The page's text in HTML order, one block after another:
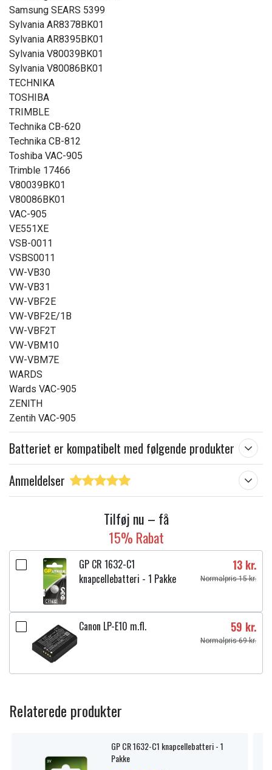
Samsung SEARS 5399
Sylvania AR8378BK01
Sylvania AR8395BK01
Sylvania V80039BK01
Sylvania V80086BK01
TECHNIKA
TOSHIBA
TRIMBLE
Technika CB-620
Technika CB-812
Toshiba VAC-905
Trimble 17466
V80039BK01
V80086BK01
VAC-905
VE551XE
VSB-0011
VSBS0011
VW-VB30
VW-VB31
VW-VBF2E
VW-VBF2E/1B
VW-VBF2T
VW-VBM10
VW-VBM7E
WARDS
Wards VAC-905
ZENITH
Zentih VAC-905
Batteriet er kompatibelt med følgende produkter
Anmeldelser
Tilføj nu – få
15% Rabat
GP CR 1632-C1
knapcellebatteri - 1 Pakke
13 kr.
Normalpris 15 kr.
Canon LP-E10 m.fl. 59 kr.
Normalpris 69 kr.
Relaterede produkter
GP CR 1632-C1 knapcellebatteri - 1
Pakke